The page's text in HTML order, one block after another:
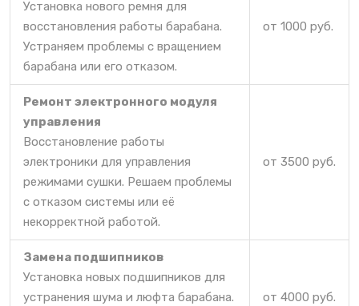
Установка нового ремня для
восстановления работы барабана.
Устраняем проблемы с вращением
барабана или его отказом.
от 1000 руб.
Ремонт электронного модуля
управления
Восстановление работы
электроники для управления
режимами сушки. Решаем проблемы
с отказом системы или её
некорректной работой.
от 3500 руб.
Замена подшипников
Установка новых подшипников для
устранения шума и люфта барабана.
от 4000 руб.